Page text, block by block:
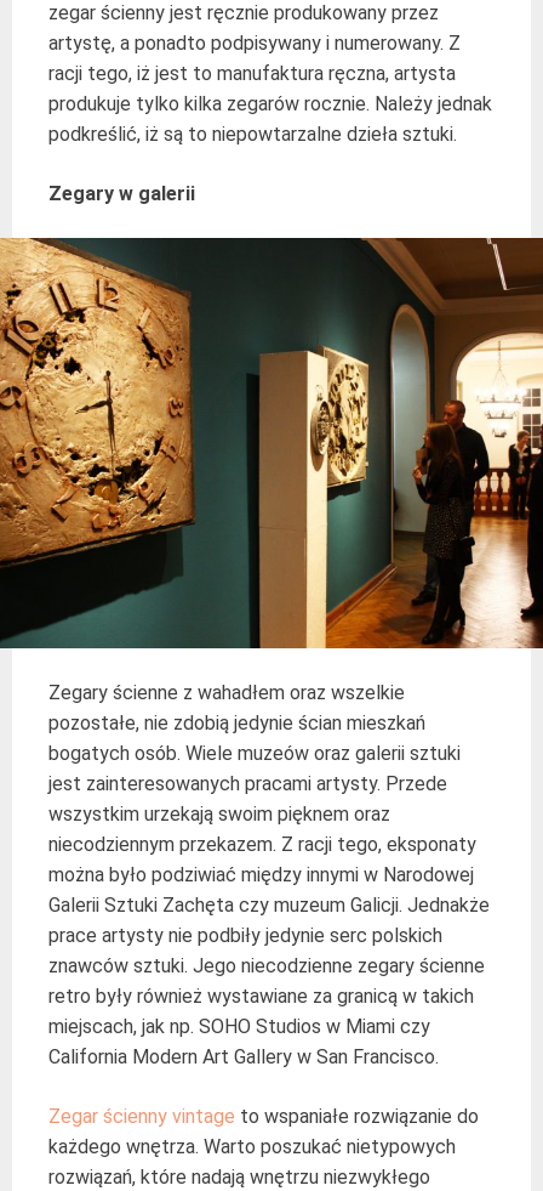
zegar ścienny jest ręcznie produkowany przez
artystę, a ponadto podpisywany i numerowany. Z
racji tego, iż jest to manufaktura ręczna, artysta
produkuje tylko kilka zegarów rocznie. Należy jednak
podkreślić, iż są to niepowtarzalne dzieła sztuki.
Zegary w galerii
Zegary ścienne z wahadłem oraz wszelkie
pozostałe, nie zdobią jedynie ścian mieszkań
bogatych osób. Wiele muzeów oraz galerii sztuki
jest zainteresowanych pracami artysty. Przede
wszystkim urzekają swoim pięknem oraz
niecodziennym przekazem. Z racji tego, eksponaty
można było podziwiać między innymi w Narodowej
Galerii Sztuki Zachęta czy muzeum Galicji. Jednakże
prace artysty nie podbiły jedynie serc polskich
znawców sztuki. Jego niecodzienne zegary ścienne
retro były również wystawiane za granicą w takich
miejscach, jak np. SOHO Studios w Miami czy
California Modern Art Gallery w San Francisco.
Zegar ścienny vintage to wspaniałe rozwiązanie do
każdego wnętrza. Warto poszukać nietypowych
rozwiązań, które nadają wnętrzu niezwykłego